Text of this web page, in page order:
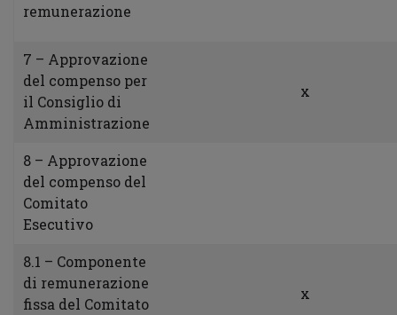
remunerazione
7 – Approvazione
del compenso per
il Consiglio di
Amministrazione
x
8 – Approvazione
del compenso del
Comitato
Esecutivo
8.1 – Componente
di remunerazione
fissa del Comitato
x